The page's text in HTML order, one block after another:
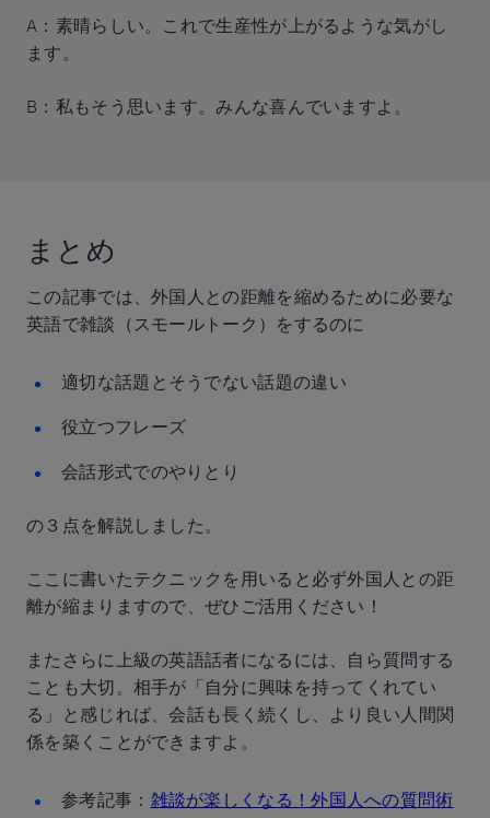
A：素晴らしい。これで生産性が上がるような気がし
ます。
B：私もそう思います。みんな喜んでいますよ。
まとめ
この記事では、外国人との距離を縮めるために必要な
英語で雑談（スモールトーク）をするのに
適切な話題とそうでない話題の違い
役立つフレーズ
会話形式でのやりとり
の３点を解説しました。
ここに書いたテクニックを用いると必ず外国人との距
離が縮まりますので、ぜひご活用ください！
またさらに上級の英語話者になるには、自ら質問する
ことも大切。相手が「自分に興味を持ってくれてい
る」と感じれば、会話も長く続くし、より良い人間関
係を築くことができますよ。
参考記事： 雑談が楽しくなる！外国人への質問術